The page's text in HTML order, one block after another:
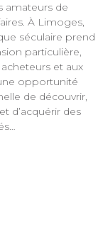
amateurs de
À Limoges,
séculaire prend
particulière,
et aux
opportunité
de découvrir,
d’acquérir des